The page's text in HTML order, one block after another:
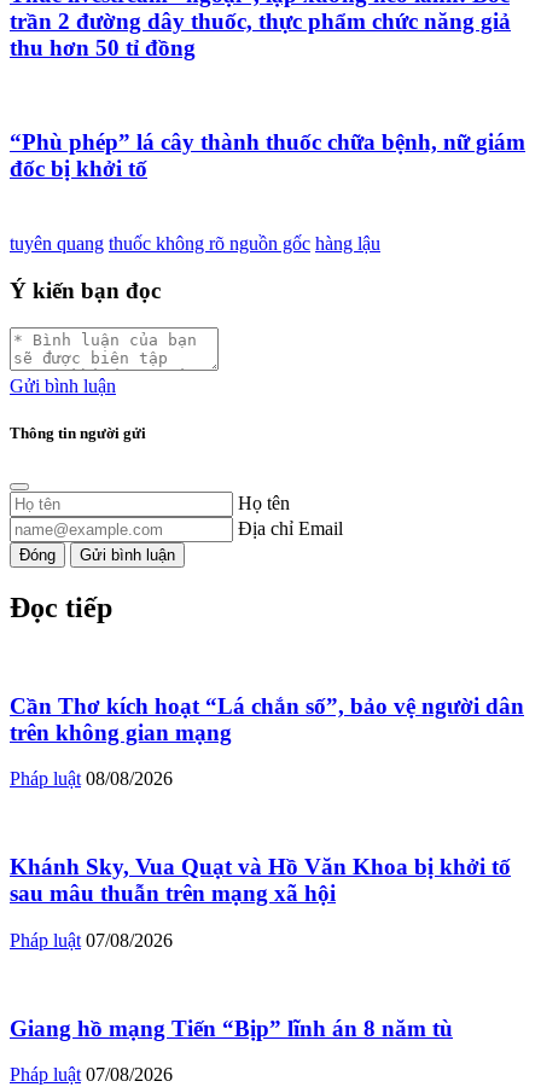
trần 2 đường dây thuốc, thực phẩm chức năng giả
thu hơn 50 tỉ đồng
“Phù phép” lá cây thành thuốc chữa bệnh, nữ giám
đốc bị khởi tố
tuyên quang thuốc không rõ nguồn gốc hàng lậu
Ý kiến bạn đọc
Gửi bình luận
Thông tin người gửi
Họ tên
Địa chỉ Email
Đóng Gửi bình luận
Đọc tiếp
Cần Thơ kích hoạt “Lá chắn số”, bảo vệ người dân
trên không gian mạng
Pháp luật 08/08/2026
Khánh Sky, Vua Quạt và Hồ Văn Khoa bị khởi tố
sau mâu thuẫn trên mạng xã hội
Pháp luật 07/08/2026
Giang hồ mạng Tiến “Bịp” lĩnh án 8 năm tù
Pháp luật 07/08/2026